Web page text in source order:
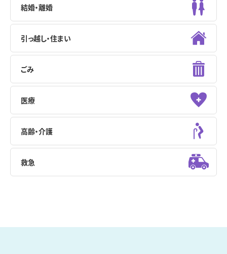
結婚・離婚
引っ越し・住まい
ごみ
医療
高齢・介護
救急